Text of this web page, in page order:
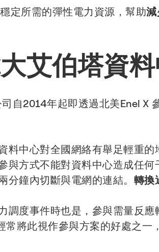
定所需的彈性電力資源，幫助減
艾伯塔資
自2014年起即透過北美Enel X
料中心對全國網絡有舉足輕重
與方式不能對資料中心造成任
分鐘內切斷與電網的連結。 轉換
調度事件時也是，參與需量反
常將此視作參與方案的好處之